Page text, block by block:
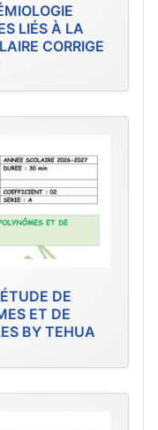
LIÉS À LA
CORRIGE
DE
ET DE
BY TEHUA